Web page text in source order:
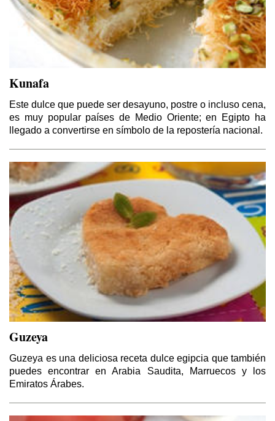
Kunafa
Este dulce que puede ser desayuno, postre o incluso cena,
es muy popular países de Medio Oriente; en Egipto ha
llegado a convertirse en símbolo de la repostería nacional.
Guzeya
Guzeya es una deliciosa receta dulce egipcia que también
puedes encontrar en Arabia Saudita, Marruecos y los
Emiratos Árabes.